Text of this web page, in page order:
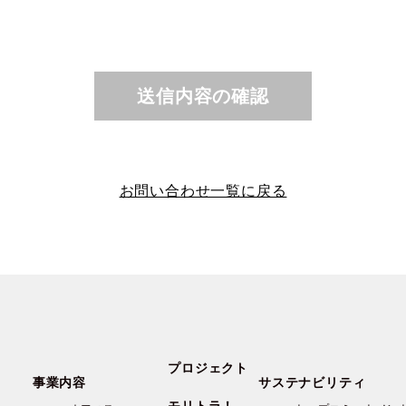
送信内容の確認
お問い合わせ一覧に戻る
事業内容
プロジェクト
サステナビリティ